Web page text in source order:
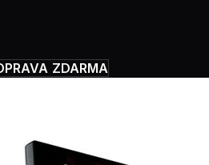
ZDARMA